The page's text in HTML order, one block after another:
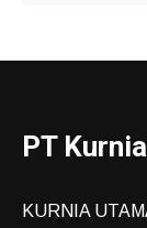
PT
KURNIA